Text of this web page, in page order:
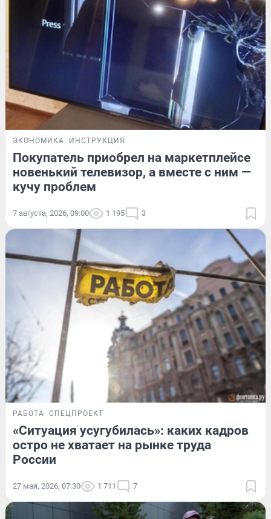
ЭКОНОМИКА ИНСТРУКЦИЯ
Покупатель приобрел на маркетплейсе
новенький телевизор, а вместе с ним —
кучу проблем
7 августа, 2026, 09:00 1 195 3
РАБОТА СПЕЦПРОЕКТ
«Ситуация усугубилась»: каких кадров
остро не хватает на рынке труда
России
27 мая, 2026, 07:30 1 711 7